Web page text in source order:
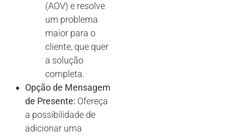
(AOV) e resolve
um problema
maior para o
cliente, que quer
a solução
completa.
Opção de Mensagem
de Presente: Ofereça
a possibilidade de
adicionar uma